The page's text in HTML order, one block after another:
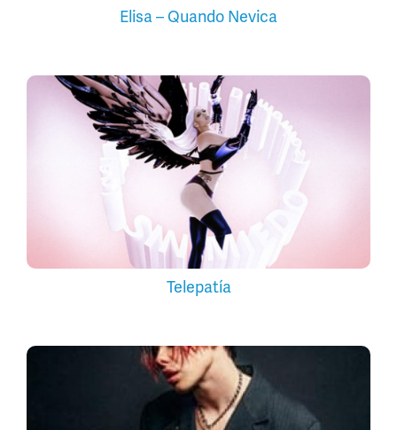
Elisa – Quando Nevica
Telepatía